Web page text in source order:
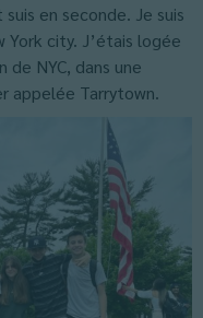
en seconde. Je suis
city. J’étais logée
de NYC, dans une
appelée Tarrytown.